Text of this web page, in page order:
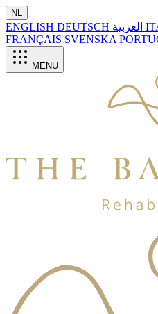
NL
ENGLISH DEUTSCH
FRANÇAIS SVENSKA
MENU